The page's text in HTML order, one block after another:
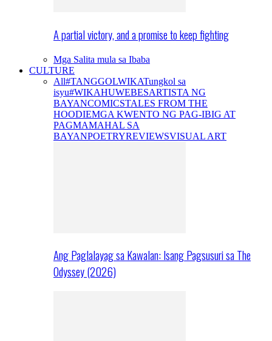
A partial victory, and a promise to keep fighting
Mga Salita mula sa Ibaba
CULTURE
All#TANGGOLWIKATungkol sa
isyu#WIKAHUWEBESARTISTA NG
BAYANCOMICSTALES FROM THE
HOODIEMGA KWENTO NG PAG-IBIG AT
PAGMAMAHAL SA
BAYANPOETRYREVIEWSVISUAL ART
Ang Paglalayag sa Kawalan: Isang Pagsusuri sa The
Odyssey (2026)